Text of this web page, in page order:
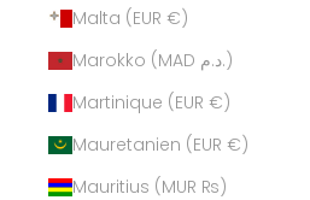
Malta (EUR €)
Marokko (MAD د.م.)
Martinique (EUR €)
Mauretanien (EUR €)
Mauritius (MUR ₨)